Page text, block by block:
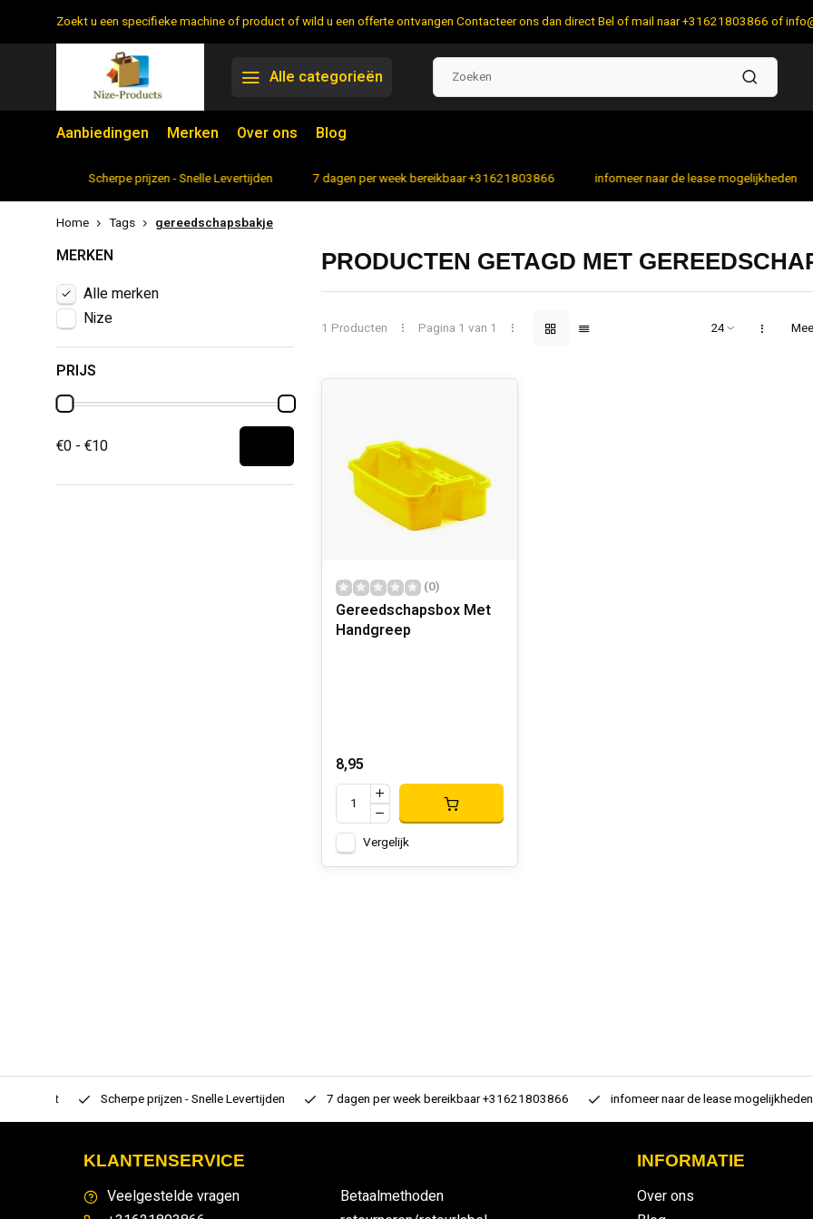
Zoekt u een specifieke machine of product of wild u een offerte ontvangen Contacteer ons dan direct Bel of mail naar +31621803866 of
Alle categorieën
Aanbiedingen Merken Over ons Blog
Scherpe prijzen - Snelle Levertijden 7 dagen per week bereikbaar +31621803866 infomeer naar de lease mogelijkheden
Home Tags gereedschapsbakje
MERKEN
Alle merken
Nize
PRIJS
€0 - €10
PRODUCTEN GETAGD MET
1 Producten Pagina 1 van 1
(0)
Gereedschapsbox Met
Handgreep
8,95
Vergelijk
Scherpe prijzen - Snelle Levertijden 7 dagen per week bereikbaar +31621803866 infomeer naar de lease mogelijkheden
KLANTENSERVICE
Veelgestelde vragen
Betaalmethoden
INFORMATIE
Over ons